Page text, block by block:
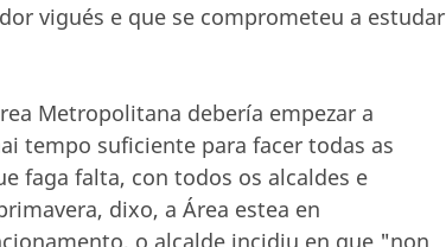
vigués e que se comprometeu a estudar
Metropolitana debería empezar a
tempo suficiente para facer todas as
faga falta, con todos os alcaldes e
dixo, a Área estea en
o alcalde incidiu en que "non